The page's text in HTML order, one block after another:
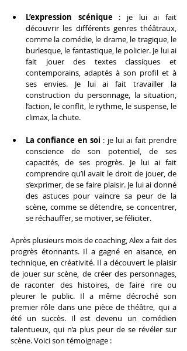
L’expression scénique : je lui ai fait
découvrir les différents genres théâtraux,
comme la comédie, le drame, le tragique, le
burlesque, le fantastique, le policier. Je lui ai
fait jouer des textes classiques et
contemporains, adaptés à son profil et à
ses envies. Je lui ai fait travailler la
construction du personnage, la situation,
l’action, le conflit, le rythme, le suspense, le
climax, la chute.
La confiance en soi : je lui ai fait prendre
conscience de son potentiel, de ses
capacités, de ses progrès. Je lui ai fait
comprendre qu’il avait le droit de jouer, de
s’exprimer, de se faire plaisir. Je lui ai donné
des astuces pour vaincre sa peur de la
scène, comme se détendre, se concentrer,
se réchauffer, se motiver, se féliciter.
Après plusieurs mois de coaching, Alex a fait des
progrès étonnants. Il a gagné en aisance, en
technique, en créativité. Il a découvert le plaisir
de jouer sur scène, de créer des personnages,
de raconter des histoires, de faire rire ou
pleurer le public. Il a même décroché son
premier rôle dans une pièce de théâtre, qui a
été un succès. Il est devenu un comédien
talentueux, qui n’a plus peur de se révéler sur
scène. Voici son témoignage :